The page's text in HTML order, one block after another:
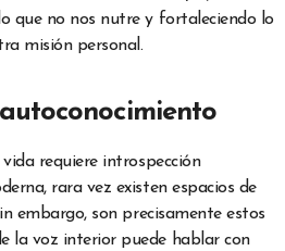
que no nos nutre y fortaleciendo lo
misión personal.
requiere introspección
rara vez existen espacios de
embargo, son precisamente estos
la voz interior puede hablar con